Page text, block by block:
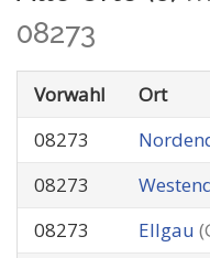
08273
Vorwahl
Ort
08273
08273
08273
Ellgau